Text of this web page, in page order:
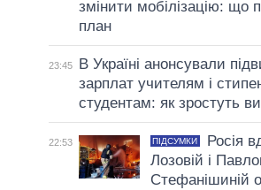
змінити мобілізацію: що
план
23:45
В Україні анонсували
зарплат учителям і
студентам: як зростуть
22:53 ПІДСУМКИ
Росія
Лозовій і
Стефанішиній